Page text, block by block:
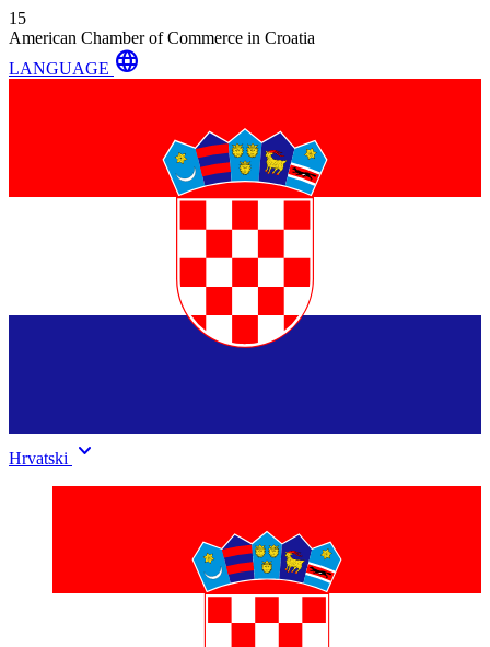
15
American Chamber of Commerce in Croatia
LANGUAGE language
Hrvatski keyboard_arrow_down